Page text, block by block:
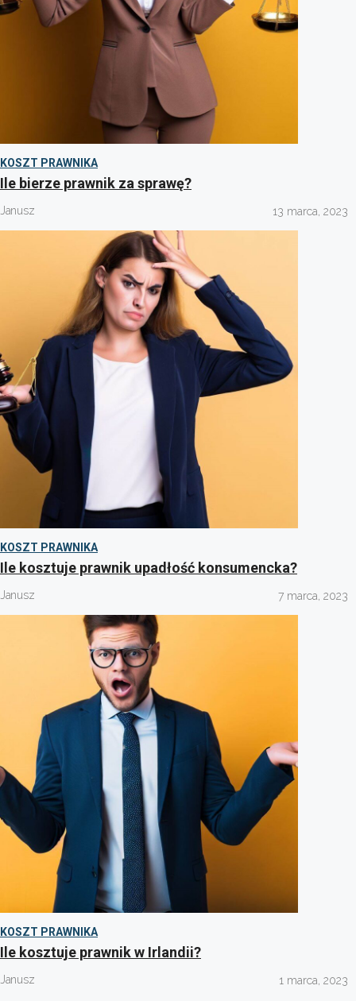
KOSZT PRAWNIKA
Ile bierze prawnik za sprawę?
Janusz 13 marca, 2023
KOSZT PRAWNIKA
Ile kosztuje prawnik upadłość konsumencka?
Janusz 7 marca, 2023
KOSZT PRAWNIKA
Ile kosztuje prawnik w Irlandii?
Janusz 1 marca, 2023